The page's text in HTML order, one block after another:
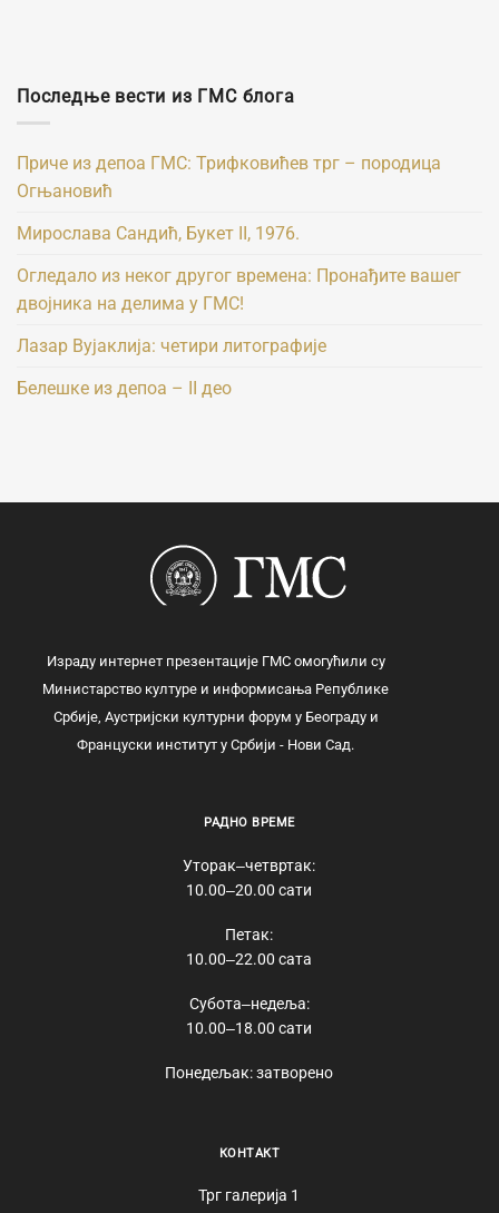
Последње вести из ГМС блога
Приче из депоа ГМС: Трифковићев трг – породица
Огњановић
Мирослава Сандић, Букет II, 1976.
Огледало из неког другог времена: Пронађите вашег
двојника на делима у ГМС!
Лазар Вујаклија: четири литографије
Белешке из депоа – II део
Израду интернет презентације ГМС омогућили су
Министарство културе и информисања Републике
Србије, Аустријски културни форум у Београду и
Француски институт у Србији - Нови Сад.
РАДНО ВРЕМЕ
Уторак‒четвртак:
10.00‒20.00 сати
Петак:
10.00‒22.00 сата
Субота‒недеља:
10.00‒18.00 сати
Понедељак: затворено
КОНТАКТ
Трг галерија 1